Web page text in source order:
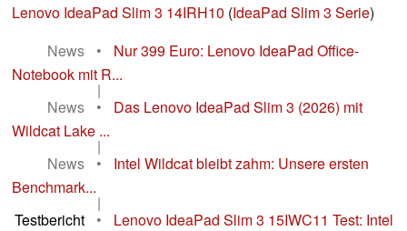
Lenovo IdeaPad Slim 3 14IRH10 (IdeaPad Slim 3 Serie)
News
•
Nur 399 Euro: Lenovo IdeaPad Office-
Notebook mit R...
|
News
•
Das Lenovo IdeaPad Slim 3 (2026) mit
Wildcat Lake ...
|
News
•
Intel Wildcat bleibt zahm: Unsere ersten
Benchmark...
|
Testbericht
•
Lenovo IdeaPad Slim 3 15IWC11 Test: Intel